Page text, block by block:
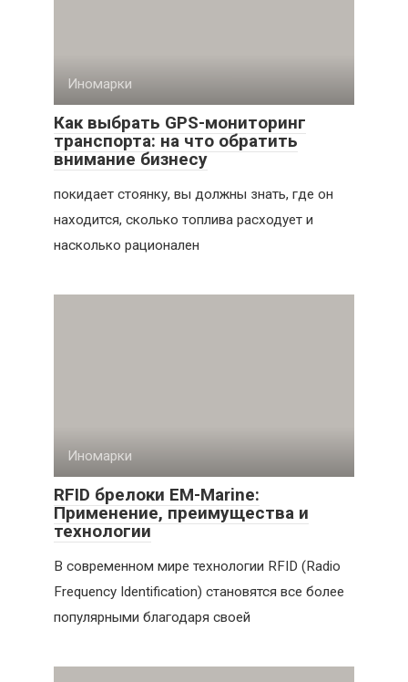
Иномарки
Как выбрать GPS-мониторинг
транспорта: на что обратить
внимание бизнесу
покидает стоянку, вы должны знать, где он
находится, сколько топлива расходует и
насколько рационален
Иномарки
RFID брелоки EM-Marine:
Применение, преимущества и
технологии
В современном мире технологии RFID (Radio
Frequency Identification) становятся все более
популярными благодаря своей